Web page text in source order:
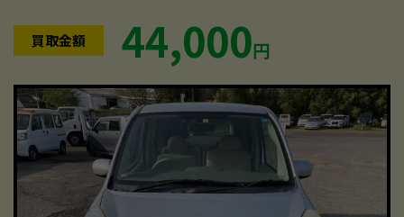
買取金額 44,000円